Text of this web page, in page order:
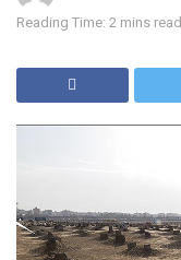
Reading Time: 2 mins read